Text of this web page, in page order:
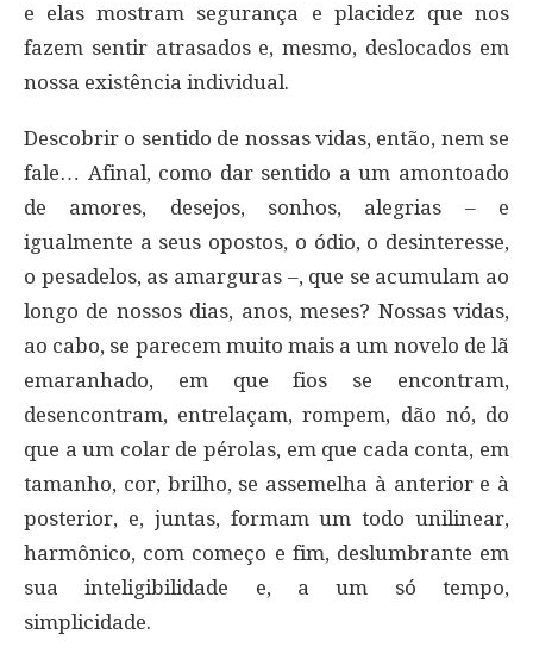
e elas mostram segurança e placidez que nos
fazem sentir atrasados e, mesmo, deslocados em
nossa existência individual.
Descobrir o sentido de nossas vidas, então, nem se
fale… Afinal, como dar sentido a um amontoado
de amores, desejos, sonhos, alegrias – e
igualmente a seus opostos, o ódio, o desinteresse,
o pesadelos, as amarguras –, que se acumulam ao
longo de nossos dias, anos, meses? Nossas vidas,
ao cabo, se parecem muito mais a um novelo de lã
emaranhado, em que fios se encontram,
desencontram, entrelaçam, rompem, dão nó, do
que a um colar de pérolas, em que cada conta, em
tamanho, cor, brilho, se assemelha à anterior e à
posterior, e, juntas, formam um todo unilinear,
harmônico, com começo e fim, deslumbrante em
sua inteligibilidade e, a um só tempo,
simplicidade.